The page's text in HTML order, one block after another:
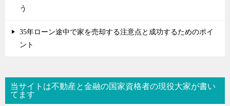
う
35年ローン途中で家を売却する注意点と成功するためのポイ
ント
当サイトは不動産と金融の国家資格者の現役大家が書い
てます